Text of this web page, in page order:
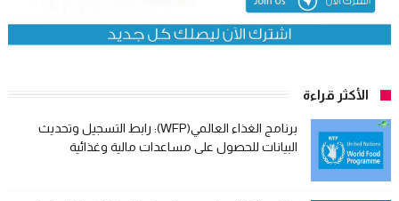
الأكثر قراءة
برنامج الغذاء العالمي(WFP): رابط التسجيل وتحديث
البيانات للحصول على مساعدات مالية وغذائية